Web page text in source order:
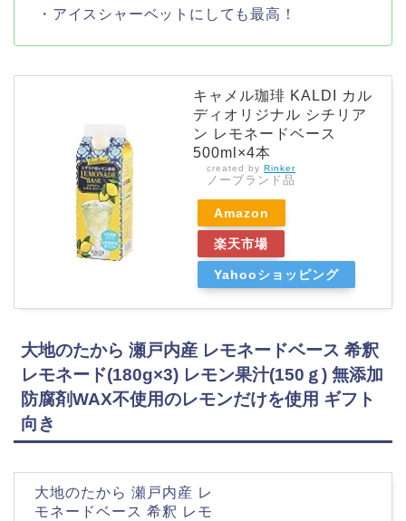
・アイスシャーベットにしても最高！
キャメル珈琲 KALDI カル
ディオリジナル シチリア
ン レモネードベース
500ml×4本
created by Rinker
ノーブランド品
Amazon
楽天市場
Yahooショッピング
大地のたから 瀬戸内産 レモネードベース 希釈
レモネード(180g×3) レモン果汁(150ｇ) 無添加
防腐剤WAX不使用のレモンだけを使用 ギフト
向き
大地のたから 瀬戸内産 レ
モネードベース 希釈 レモ